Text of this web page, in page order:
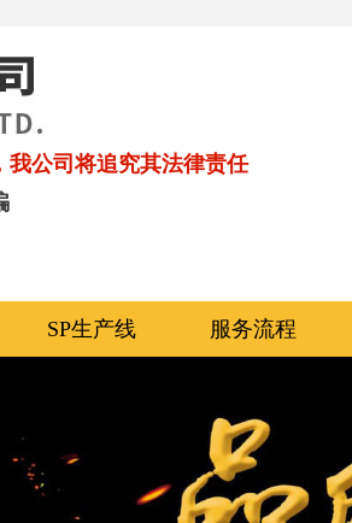
我公司将追究其法律责任
SP生产线 服务流程